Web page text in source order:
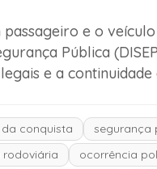
e o
Pública
e a continuidade
conquista segurança
rodoviária ocorrência